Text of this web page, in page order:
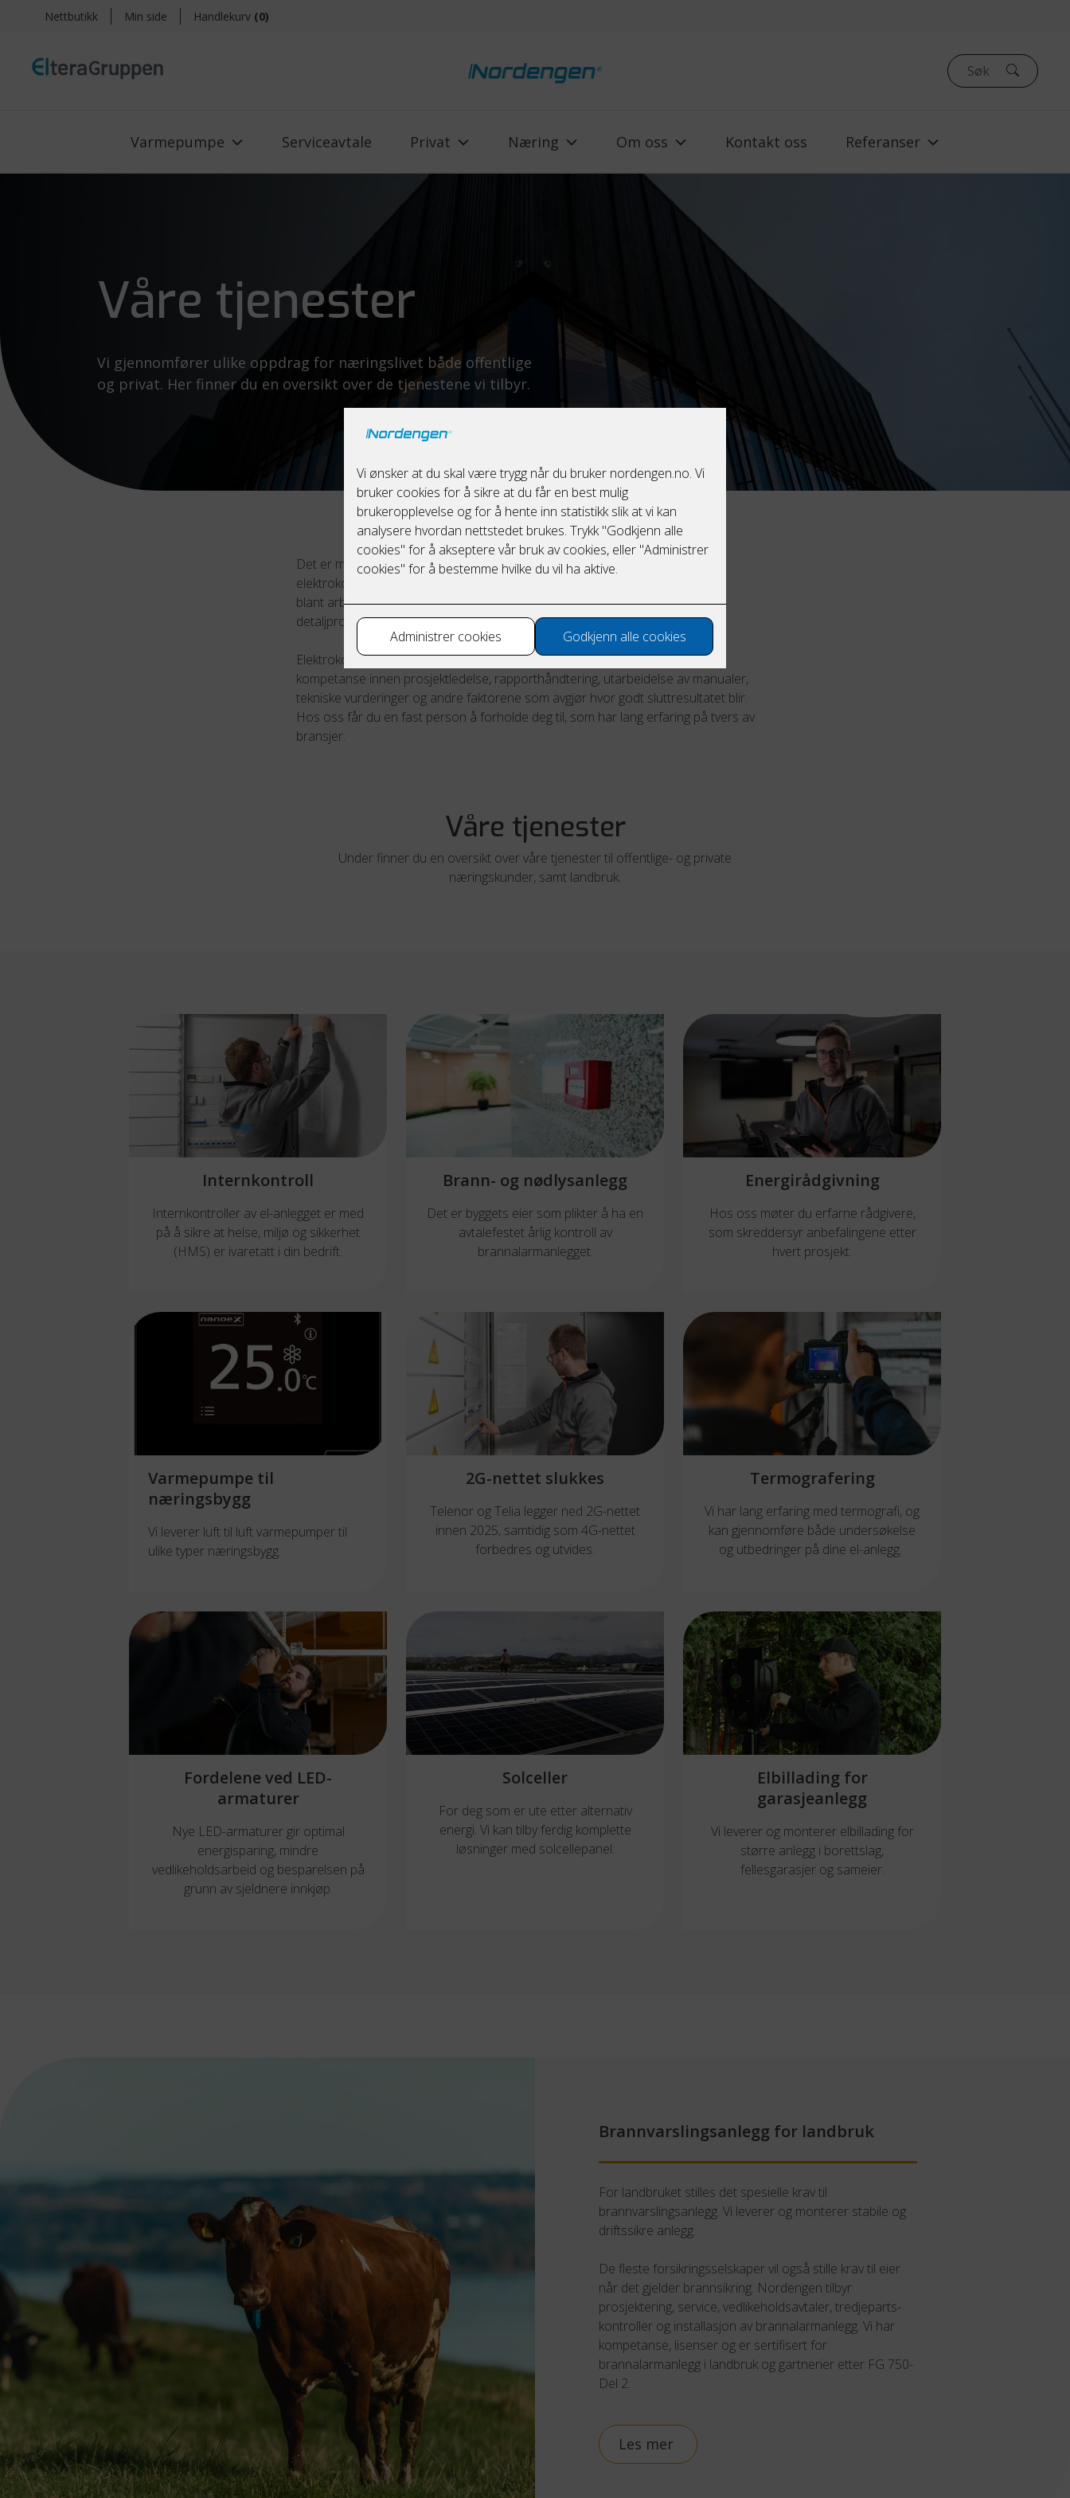
Nettbutikk Min side Handlekurv (0)
Varmepumpe Serviceavtale Privat Næring Om oss Kontakt oss Referanser
Våre tjenester
Vi gjennomfører ulike oppdrag for næringslivet både offentlige
og privat. Her finner du en oversikt over de tjenestene vi tilbyr.
Det er mange brikker som skal passe sammen i store byggeprosjekter. Våre
elektrokonsulenter kan behandle alle deler av det elektriske anlegget, og
blant arbeidsoppgavene er anbudsbeskrivelse, mengdebeskrivelse og
detaljprosjektering.
Elektrokonsulentene våre har praktisk erfaring fra elektrofaget, ved siden av
kompetanse innen prosjektledelse, rapporthåndtering, utarbeidelse av manualer,
tekniske vurderinger og andre faktorene som avgjør hvor godt sluttresultatet blir.
Hos oss får du en fast person å forholde deg til, som har lang erfaring på tvers av
bransjer.
Våre tjenester
Under finner du en oversikt over våre tjenester til offentlige- og private
næringskunder, samt landbruk.
Internkontroll
Internkontroller av el-anlegget er med
på å sikre at helse, miljø og sikkerhet
(HMS) er ivaretatt i din bedrift.
Brann- og nødlysanlegg
Det er byggets eier som plikter å ha en
avtalefestet årlig kontroll av
brannalarmanlegget.
Energirådgivning
Hos oss møter du erfarne rådgivere,
som skreddersyr anbefalingene etter
hvert prosjekt.
Varmepumpe til
næringsbygg
Vi leverer luft til luft varmepumper til
ulike typer næringsbygg.
2G-nettet slukkes
Telenor og Telia legger ned 2G-nettet
innen 2025, samtidig som 4G-nettet
forbedres og utvides.
Termografering
Vi har lang erfaring med termografi, og
kan gjennomføre både undersøkelse
og utbedringer på dine el-anlegg.
Fordelene ved LED-
armaturer
Nye LED-armaturer gir optimal
energisparing, mindre
vedlikeholdsarbeid og besparelsen på
grunn av sjeldnere innkjøp.
Solceller
For deg som er ute etter alternativ
energi. Vi kan tilby ferdig komplette
løsninger med solcellepanel.
Elbillading for
garasjeanlegg
Vi leverer og monterer elbillading for
større anlegg i borettslag,
fellesgarasjer og sameier.
Brannvarslingsanlegg for landbruk
For landbruket stilles det spesielle krav til
brannvarslingsanlegg. Vi leverer og monterer stabile og
driftssikre anlegg.
De fleste forsikringsselskaper vil også stille krav til eier
når det gjelder brannsikring. Nordengen tilbyr
prosjektering, service, vedlikeholdsavtaler, tredjeparts-
kontroller og installasjon av brannalarmanlegg. Vi har
kompetanse, lisenser og er sertifisert for
brannalarmanlegg i landbruk og gartnerier etter FG 750-
Del 2.
Les mer